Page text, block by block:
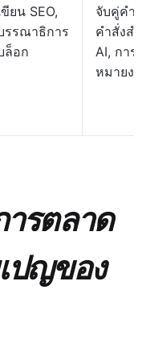
ขียน SEO,
รรณาธิการ
ล็อก
จับคู่คำห
คำสั่งสำ
AI, การม
หมายงาน
รตลาด
ปญของ